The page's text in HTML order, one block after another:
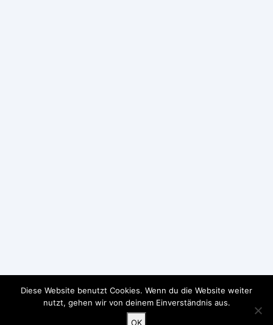
Diese Website benutzt Cookies. Wenn du die Website weiter
nutzt, gehen wir von deinem Einverständnis aus.
OK